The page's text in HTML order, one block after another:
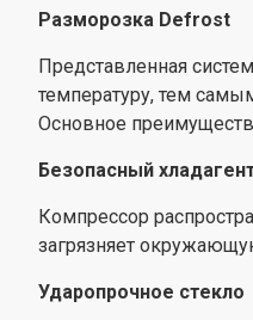
Разморозка Defrost
Представленная
температуру, тем
Основное
Безопасный
Компрессор
загрязняет
Ударопрочное стекло